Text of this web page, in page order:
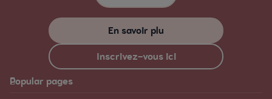
En savoir plu
Inscrivez-vous ici
Popular pages
Materna